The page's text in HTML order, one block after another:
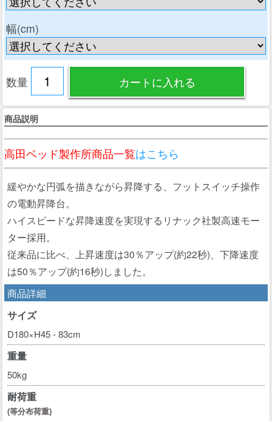
幅(cm)
数量
商品説明
高田ベッド製作所商品一覧はこちら
緩やかな円弧を描きながら昇降する、フットスイッチ操作
の電動昇降台。
ハイスピードな昇降速度を実現するリナック社製高速モー
ター採用。
従来品に比べ、上昇速度は30％アップ(約22秒)、下降速度
は50％アップ(約16秒)しました。
商品詳細
サイズ
D180×H45 - 83cm
重量
50kg
耐荷重
(等分布荷重)